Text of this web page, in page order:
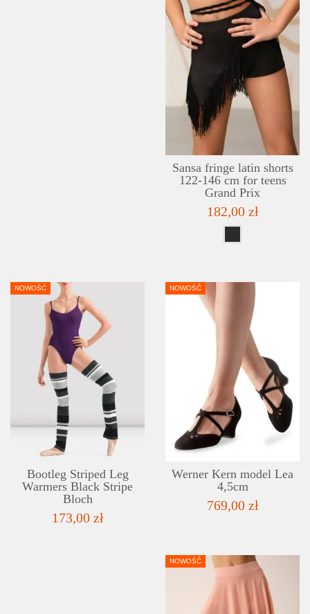
Sansa fringe latin shorts
122-146 cm for teens
Grand Prix
182,00 zł
NOWOŚĆ
ADD TO WISHLIST
DETAILS
Bootleg Striped Leg
Warmers Black Stripe
Bloch
173,00 zł
NOWOŚĆ
Werner Kern model Lea
4,5cm
769,00 zł
NOWOŚĆ